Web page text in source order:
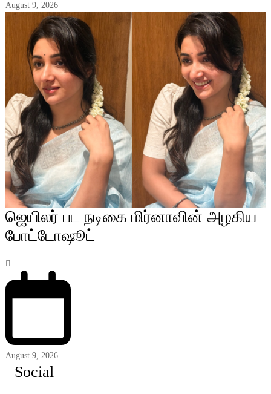
August 9, 2026
ஜெயிலர் பட நடிகை மிர்னாவின் அழகிய
போட்டோஷூட்
August 9, 2026
Social